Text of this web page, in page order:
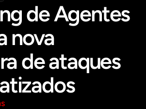
Get in touch
de Agentes
nova
de ataques